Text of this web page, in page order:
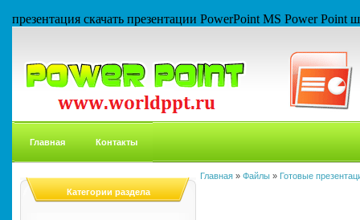
презентация скачать презентации PowerPoint MS Power
Главная Контакты
Категории раздела
Главная » Файлы » Готовые